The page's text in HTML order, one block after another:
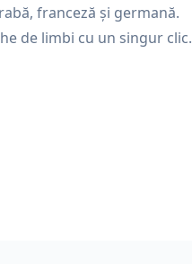
franceză și germană.
de limbi cu un singur clic.